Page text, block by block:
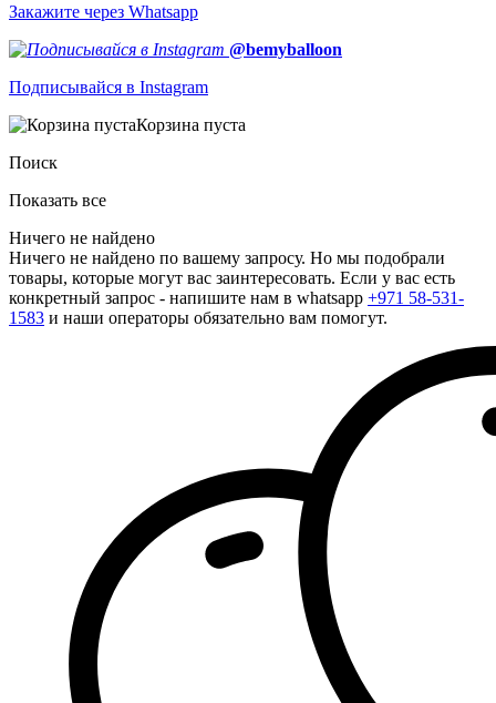
Закажите через Whatsapp
@bemyballoon
Подписывайся в Instagram
Корзина пуста
Поиск
Показать все
Ничего не найдено
Ничего не найдено по вашему запросу. Но мы подобрали
товары, которые могут вас заинтересовать. Если у вас есть
конкретный запрос - напишите нам в whatsapp +971 58-531-
1583 и наши операторы обязательно вам помогут.